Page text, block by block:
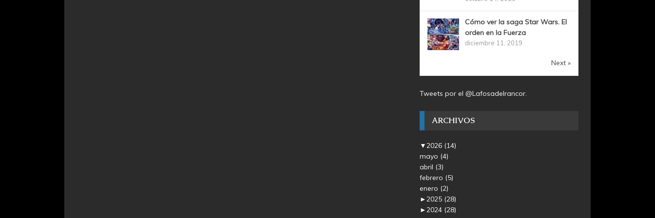
Cómo ver la saga Star Wars. El
orden en la Fuerza
diciembre 11, 2019
Next »
Tweets por el @Lafosadelrancor.
ARCHIVOS
▼2026 (14)
mayo (4)
abril (3)
febrero (5)
enero (2)
►2025 (28)
►2024 (28)